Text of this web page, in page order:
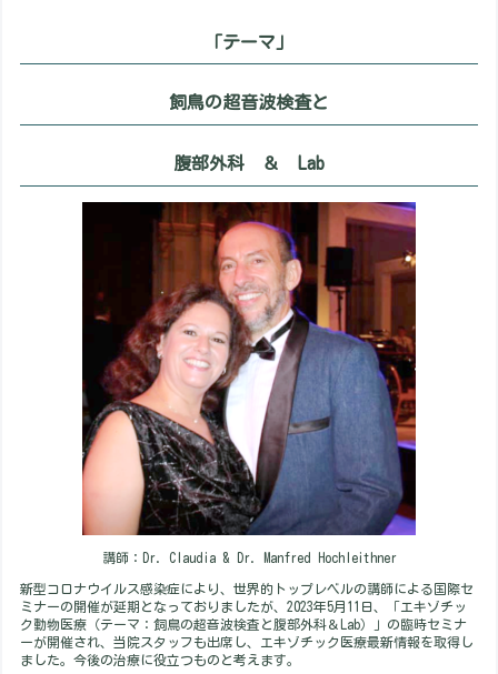
「テーマ」
飼鳥の超音波検査と
腹部外科 ＆ Lab
講師：Dr. Claudia & Dr. Manfred Hochleithner
新型コロナウイルス感染症により、世界的トップレベルの講師による国際セ
ミナーの開催が延期となっておりましたが、2023年5月11日、「エキゾチッ
ク動物医療（テーマ：飼鳥の超音波検査と腹部外科＆Lab）」の臨時セミナ
ーが開催され、当院スタッフも出席し、エキゾチック医療最新情報を取得し
ました。今後の治療に役立つものと考えます。